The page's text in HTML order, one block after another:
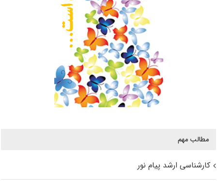
مطالب مهم
کارشناسی ارشد پیام نور